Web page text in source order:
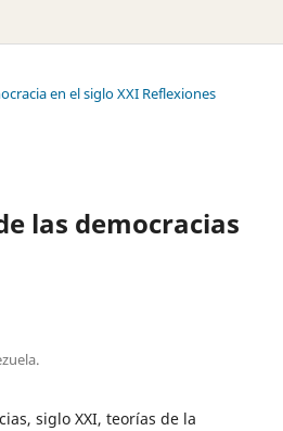
en el siglo XXI Reflexiones
las democracias
siglo XXI, teorías de la